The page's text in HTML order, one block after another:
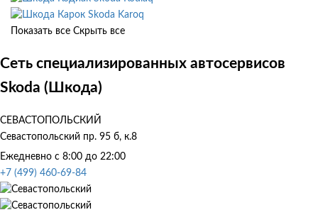
Skoda Karoq
Показать все Скрыть все
Сеть специализированных автосервисов
Skoda (Шкода)
СЕВАСТОПОЛЬСКИЙ
Севастопольский пр. 95 б, к.8
Ежедневно с 8:00 до 22:00
+7 (499) 460-69-84